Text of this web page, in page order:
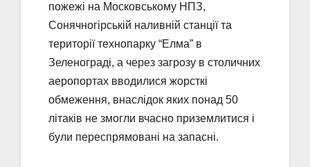
пожежі на Московському НПЗ,
Сонячногірській наливній станції та
території технопарку “Елма” в
Зеленограді, а через загрозу в столичних
аеропортах вводилися жорсткі
обмеження, внаслідок яких понад 50
літаків не змогли вчасно приземлитися і
були переспрямовані на запасні.